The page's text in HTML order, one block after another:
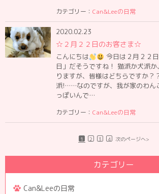
カテゴリー： Can&Leeの日常
2020.02.23
☆２月２２日のお客さま☆
こんにちは
今日は２月２２
日」だそうですね！ 猫派か犬派
りますが、皆様はどちらですか？
派!……なのですが、我が家のわん
っぽいんで…
カテゴリー： Can&Leeの日常
1 2 3 4 次のページへ>
カテゴリー
Can&Leeの日常